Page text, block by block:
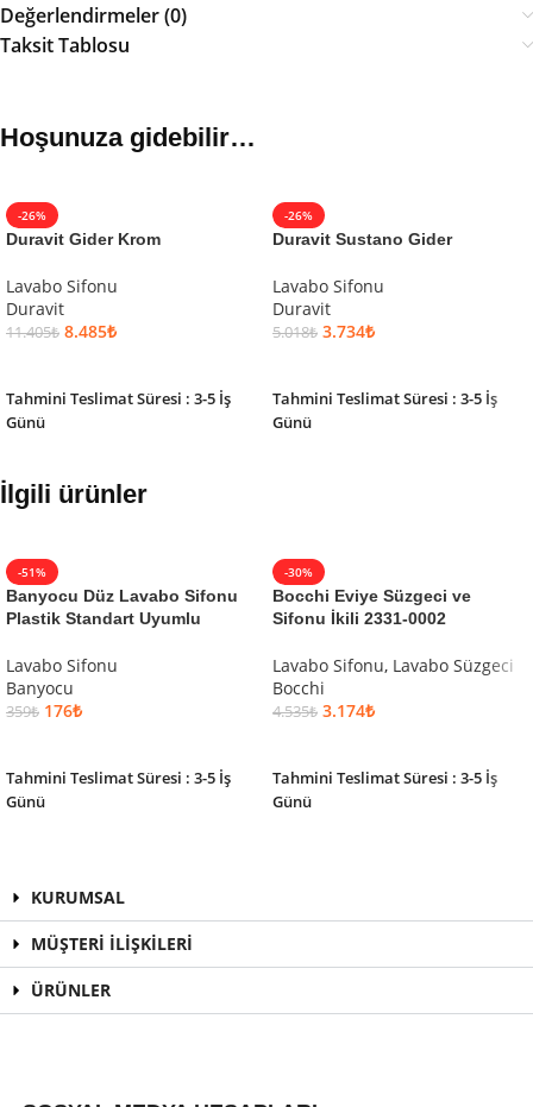
Değerlendirmeler (0)
Taksit Tablosu
Hoşunuza gidebilir…
-26%
Duravit Gider Krom
Lavabo Sifonu
Duravit
11.405₺ 8.485₺
Tahmini Teslimat Süresi : 3-5 İş
Günü
-26%
Duravit Sustano Gider
Lavabo Sifonu
Duravit
5.018₺ 3.734₺
Tahmini Teslimat Süresi : 3-5 İş
Günü
İlgili ürünler
-51%
Banyocu Düz Lavabo Sifonu
Plastik Standart Uyumlu
Lavabo Sifonu
Banyocu
359₺ 176₺
Tahmini Teslimat Süresi : 3-5 İş
Günü
-30%
Bocchi Eviye Süzgeci ve
Sifonu İkili 2331-0002
Lavabo Sifonu, Lavabo Süzgeci
Bocchi
4.535₺ 3.174₺
Tahmini Teslimat Süresi : 3-5 İş
Günü
KURUMSAL
MÜŞTERİ İLİŞKİLERİ
ÜRÜNLER